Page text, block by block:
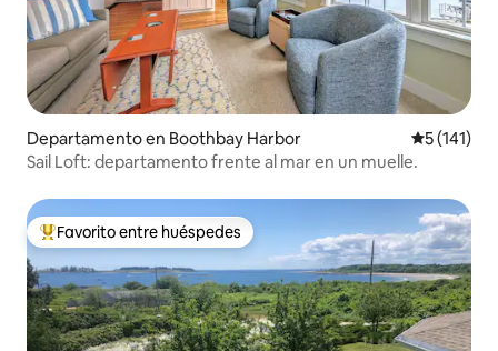
Departamento en Boothbay Harbor
5 (141)
Sail Loft: departamento frente al mar en un muelle.
Favorito entre los huéspedes más destacados
Favorito entre huéspedes